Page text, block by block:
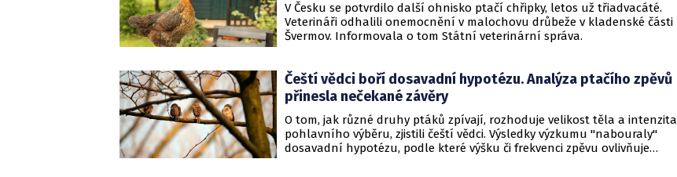
V Česku se potvrdilo další ohnisko ptačí chřipky, letos už třiadvacáté.
Veterináři odhalili onemocnění v malochovu drůbeže v kladenské části
Švermov. Informovala o tom Státní veterinární správa.
Čeští vědci boří dosavadní hypotézu. Analýza ptačího zpěvů
přinesla nečekané závěry
O tom, jak různé druhy ptáků zpívají, rozhoduje velikost těla a intenzita
pohlavního výběru, zjistili čeští vědci. Výsledky výzkumu "nabouraly"
dosavadní hypotézu, podle které výšku či frekvenci zpěvu ovlivňuje